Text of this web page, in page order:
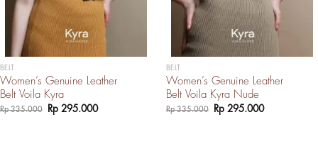
BELT
Women’s Genuine Leather
Belt Voila Kyra
Rp335.000
Harga
aslinya
Rp 295.000Harga
BELT
Women’s Genuine Leather
Belt Voila Kyra Nude
Rp335.000
Harga
aslinya
Rp 295.000Harga